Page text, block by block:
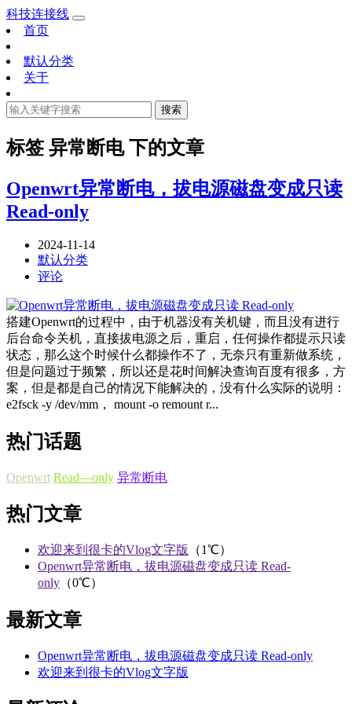
科技连接线
首页
默认分类
关于
搜索
标签 异常断电下的文章
Openwrt异常断电，拔电源磁盘变成只读
Read-only
2024-11-14
默认分类
评论
搭建Openwrt的过程中，由于机器没有关机键，而且没有进行
后台命令关机，直接拔电源之后，重启，任何操作都提示只读
状态，那么这个时候什么都操作不了，无奈只有重新做系统，
但是问题过于频繁，所以还是花时间解决查询百度有很多，方
案，但是都是自己的情况下能解决的，没有什么实际的说明：
e2fsck -y /dev/mm， mount -o remount r...
热门话题
Openwrt Read—only 异常断电
热门文章
欢迎来到很卡的Vlog文字版
（1℃）
Openwrt异常断电，拔电源磁盘变成只读 Read-
only （0℃）
最新文章
Openwrt异常断电，拔电源磁盘变成只读 Read-only
欢迎来到很卡的Vlog文字版